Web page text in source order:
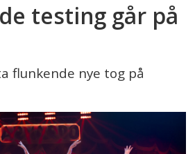
testing går på
flunkende nye tog på